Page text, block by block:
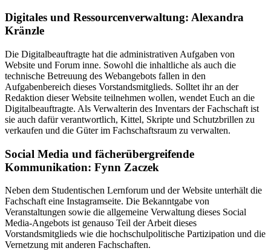
Digitales und Ressourcenverwaltung: Alexandra
Kränzle
Die Digitalbeauftragte hat die administrativen Aufgaben von
Website und Forum inne. Sowohl die inhaltliche als auch die
technische Betreuung des Webangebots fallen in den
Aufgabenbereich dieses Vorstandsmitglieds. Solltet ihr an der
Redaktion dieser Website teilnehmen wollen, wendet Euch an die
Digitalbeauftragte. Als Verwalterin des Inventars der Fachschaft ist
sie auch dafür verantwortlich, Kittel, Skripte und Schutzbrillen zu
verkaufen und die Güter im Fachschaftsraum zu verwalten.
Social Media und fächerübergreifende
Kommunikation: Fynn Zaczek
Neben dem Studentischen Lernforum und der Website unterhält die
Fachschaft eine Instagramseite. Die Bekanntgabe von
Veranstaltungen sowie die allgemeine Verwaltung dieses Social
Media-Angebots ist genauso Teil der Arbeit dieses
Vorstandsmitglieds wie die hochschulpolitische Partizipation und die
Vernetzung mit anderen Fachschaften.